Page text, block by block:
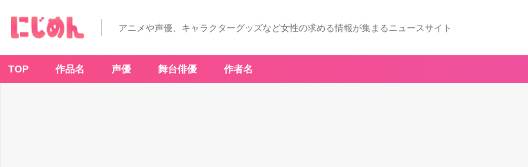
ゲ
の
謎』
長
アニメや声優、キャラクターグッズなど女性の求める情報が集まるニュースサイト
TOP 作品名 声優 舞台俳優 作者名